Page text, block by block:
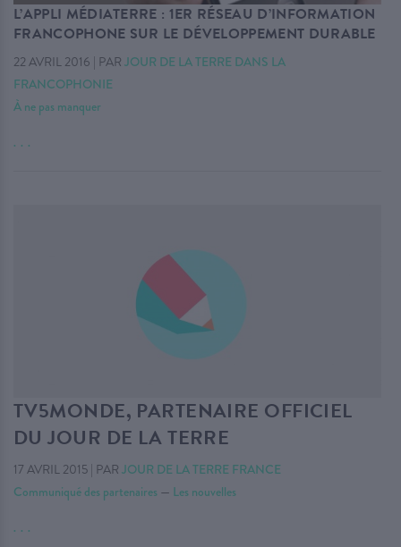
L’APPLI MÉDIATERRE : 1ER RÉSEAU D’INFORMATION
FRANCOPHONE SUR LE DÉVELOPPEMENT DURABLE
22 AVRIL 2016 | PAR JOUR DE LA TERRE DANS LA
FRANCOPHONIE
À ne pas manquer
. . .
TV5MONDE, PARTENAIRE OFFICIEL
DU JOUR DE LA TERRE
17 AVRIL 2015| PAR JOUR DE LA TERRE FRANCE
Communiqué des partenaires — Les nouvelles
. . .